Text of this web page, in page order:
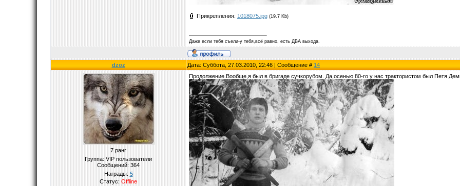
Прикрепления: 1018075.jpg (19.7 Kb)
Даже если тебя съели-у тебя,всё равно, есть ДВА выхода.
dzoz Дата: Суббота, 27.03.2010, 22:46 | Сообщение # 14
7 ранг
Группа: VIP пользователи
Сообщений: 364
Награды: 5
Статус: Offline
Продолжение.Вообще,я был в бригаде сучкорубом. Да,осенью 80-го у нас трактористом был Петя